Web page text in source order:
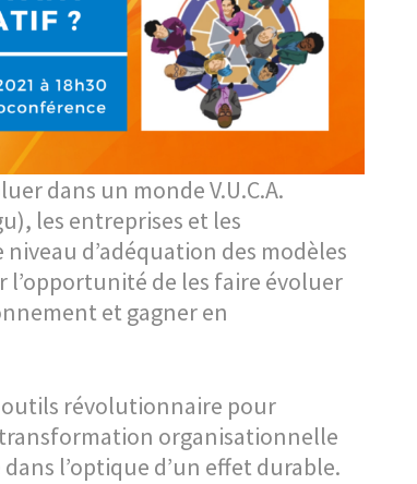
dans un monde V.U.C.A.
les entreprises et les
d’adéquation des modèles
de les faire évoluer
et gagner en
révolutionnaire pour
organisationnelle
l’optique d’un effet durable.